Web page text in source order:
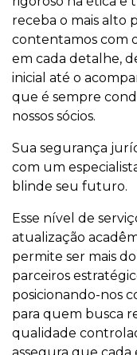
receba o mais alto
contentamos com
em cada detalhe,
inicial até o
que é sempre
nossos sócios.
Sua segurança
com um
blinde seu futuro.
Esse nível de
atualização
permite ser mais
parceiros
posicionando-nos
para quem busca
qualidade